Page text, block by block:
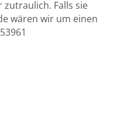
zutraulich. Falls sie
wären wir um einen